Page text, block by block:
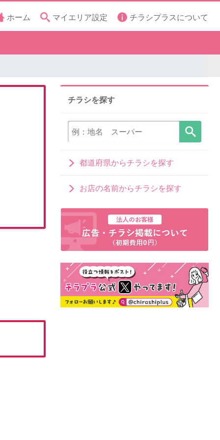
ホーム マイエリア設定 チラシプラスについて
チラシを探す
都道府県からチラシを探す
お店の名前からチラシを探す